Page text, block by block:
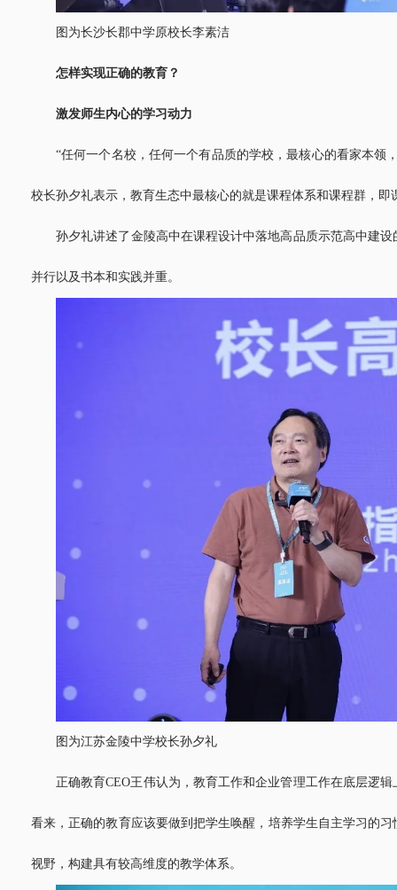
图为长沙长郡中学原校长李素洁
怎样实现正确的教育？
激发师生内心的学习动力
“任何一个名校，任何一个有品质的学校，最核心的看家本领
校长孙夕礼表示，教育生态中最核心的就是课程体系和课程群，即
孙夕礼讲述了金陵高中在课程设计中落地高品质示范高中建
并行以及书本和实践并重。
图为江苏金陵中学校长孙夕礼
正确教育CEO王伟认为，教育工作和企业管理工作在底层逻
看来，正确的教育应该要做到把学生唤醒，培养学生自主学习的
视野，构建具有较高维度的教学体系。